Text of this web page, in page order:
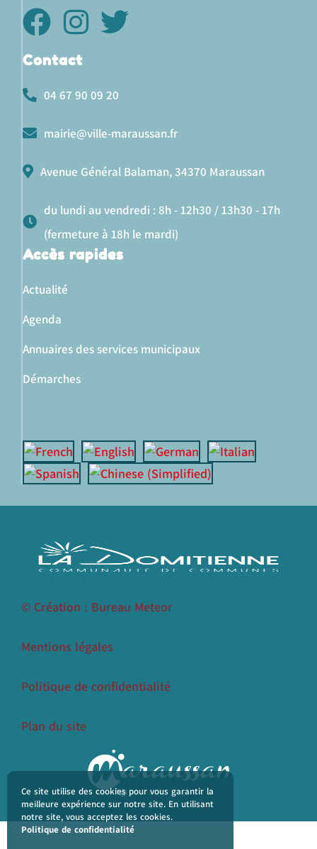
Contact
04 67 90 09 20
mairie@ville-maraussan.fr
Avenue Général Balaman, 34370 Maraussan
du lundi au vendredi : 8h - 12h30 / 13h30 - 17h
(fermeture à 18h le mardi)
Accès rapides
Actualité
Agenda
Annuaires des services municipaux
Démarches
Ce site utilise des cookies pour vous garantir la
meilleure expérience sur notre site. En utilisant
notre site, vous acceptez les cookies.
Politique de confidentialité
© Création : Bureau Meteor
Mentions légales
Politique de confidentialité
Plan du site